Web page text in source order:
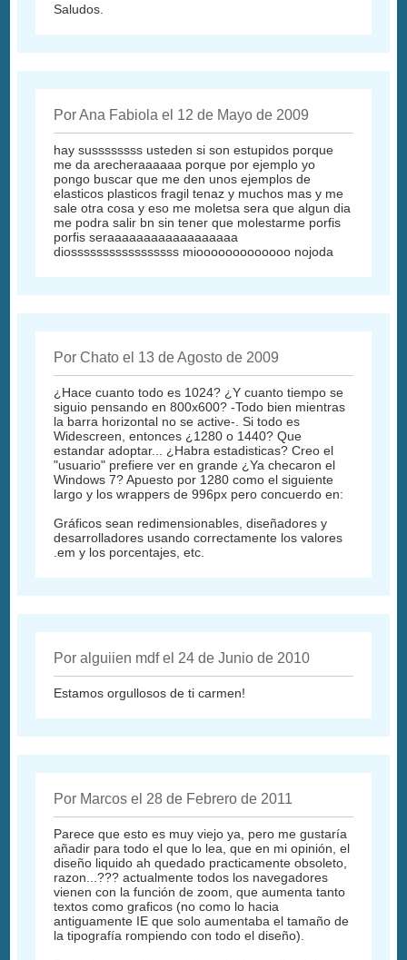
Saludos.
Por Ana Fabiola el 12 de Mayo de 2009
hay sussssssss usteden si son estupidos porque
me da arecheraaaaaa porque por ejemplo yo
pongo buscar que me den unos ejemplos de
elasticos plasticos fragil tenaz y muchos mas y me
sale otra cosa y eso me moletsa sera que algun dia
me podra salir bn sin tener que molestarme porfis
porfis seraaaaaaaaaaaaaaaaaa
diosssssssssssssssss miooooooooooooo nojoda
Por Chato el 13 de Agosto de 2009
¿Hace cuanto todo es 1024? ¿Y cuanto tiempo se
siguio pensando en 800x600? -Todo bien mientras
la barra horizontal no se active-. Si todo es
Widescreen, entonces ¿1280 o 1440? Que
estandar adoptar... ¿Habra estadisticas? Creo el
"usuario" prefiere ver en grande ¿Ya checaron el
Windows 7? Apuesto por 1280 como el siguiente
largo y los wrappers de 996px pero concuerdo en:
Gráficos sean redimensionables, diseñadores y
desarrolladores usando correctamente los valores
.em y los porcentajes, etc.
Por alguiien mdf el 24 de Junio de 2010
Estamos orgullosos de ti carmen!
Por Marcos el 28 de Febrero de 2011
Parece que esto es muy viejo ya, pero me gustaría
añadir para todo el que lo lea, que en mi opinión, el
diseño liquido ah quedado practicamente obsoleto,
razon...??? actualmente todos los navegadores
vienen con la función de zoom, que aumenta tanto
textos como graficos (no como lo hacia
antiguamente IE que solo aumentaba el tamaño de
la tipografía rompiendo con todo el diseño).